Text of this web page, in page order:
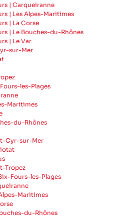
| Carqueiranne
| Les Alpes-Maritimes
| La Corse
| Le Bouches-du-Rhônes
| Le Var
sur-Mer
les-Plages
Maritimes
du-Rhônes
Cyr-sur-Mer
Tropez
Fours-les-Plages
Maritimes
du-Rhônes